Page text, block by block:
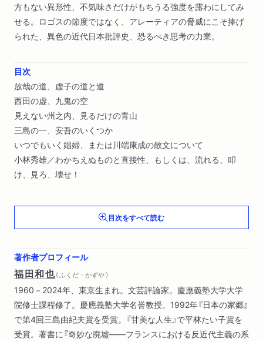
方もない異形性、不気味さだけがもちうる強度を露わにしてみ
せる。ロゴスの節度ではなく、アレーティアの脅威にこそ捧げ
られた、異色の近代日本批評史、恐るべき思考の力業。
目次
放哉の道、虚子の道と道
西田の虚、九鬼の空
見えない州之内、見るだけの青山
三島の一、安吾のいくつか
いつでもいく娼婦、または川端康成の散文について
小林秀雄／わかちえぬものと直接性、もしくは、流れる、叩
け、見ろ、壊せ！
ふたつの目玉（解説 柳美里）
目次をすべて読む
著作者プロフィール
福田和也（ ふくだ・かずや ）
1960－2024年、東京生まれ。文芸評論家。慶應義塾大学大学
院修士課程修了。慶應義塾大学名誉教授。1992年『日本の家郷』
で第4回三島由紀夫賞を受賞。『甘美な人生』で平林たい子賞を
受賞。著書に『奇妙な廃墟――フランスにおける反近代主義の系